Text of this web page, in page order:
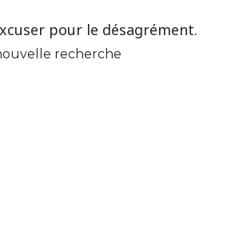
pour le désagrément.
recherche